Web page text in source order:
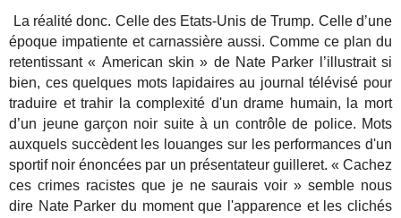
La réalité donc. Celle des Etats-Unis de Trump. Celle d’une
époque impatiente et carnassière aussi. Comme ce plan du
retentissant « American skin » de Nate Parker l’illustrait si
bien, ces quelques mots lapidaires au journal télévisé pour
traduire et trahir la complexité d'un drame humain, la mort
d’un jeune garçon noir suite à un contrôle de police. Mots
auxquels succèdent les louanges sur les performances d'un
sportif noir énoncées par un présentateur guilleret. « Cachez
ces crimes racistes que je ne saurais voir » semble nous
dire Nate Parker du moment que l'apparence et les clichés